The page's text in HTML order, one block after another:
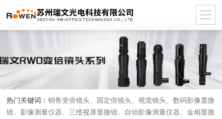
热门关键词：销售变倍镜头、固定倍镜头、视觉镜头、数码影像显微
镜、影像测量仪器、三维视屏显微镜、自动影像测量仪器、金相显微